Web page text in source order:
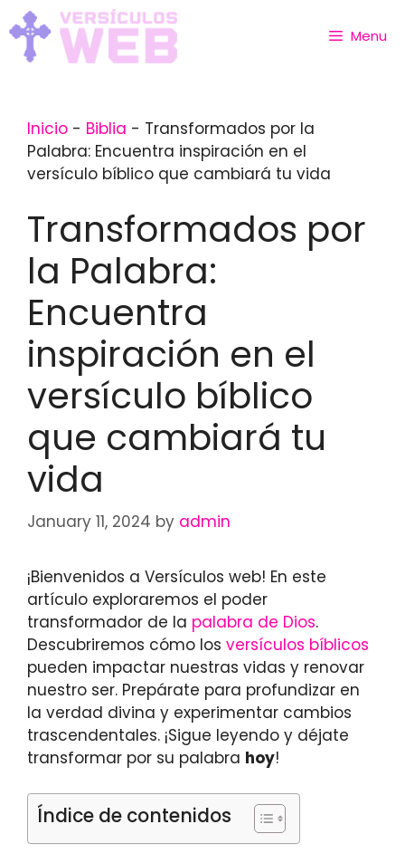
Skip
to
content
Menu
Inicio - Biblia - Transformados por la
Palabra: Encuentra inspiración en el
versículo bíblico que cambiará tu vida
Transformados por
la Palabra:
Encuentra
inspiración en el
versículo bíblico
que cambiará tu
vida
January 11, 2024 by admin
¡Bienvenidos a Versículos web! En este
artículo exploraremos el poder
transformador de la palabra de Dios.
Descubriremos cómo los versículos bíblicos
pueden impactar nuestras vidas y renovar
nuestro ser. Prepárate para profundizar en
la verdad divina y experimentar cambios
trascendentales. ¡Sigue leyendo y déjate
transformar por su palabra hoy!
Índice de contenidos